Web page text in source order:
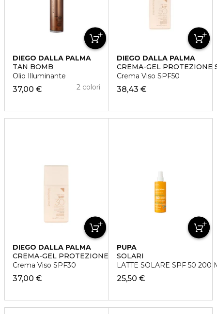
DIEGO DALLA PALMA
TAN BOMB
Olio Illuminante
37,00 € 2 colori
DIEGO DALLA PALMA
CREMA-GEL PROTEZIONE
Crema Viso SPF50
38,43 €
DIEGO DALLA PALMA
CREMA-GEL PROTEZIONE GIORNALIERA
Crema Viso SPF30
37,00 €
PUPA
SOLARI
LATTE SOLARE SPF 50 200
25,50 €